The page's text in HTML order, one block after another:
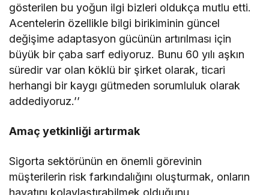
gösterilen bu yoğun ilgi bizleri oldukça mutlu etti.
Acentelerin özellikle bilgi birikiminin güncel
değişime adaptasyon gücünün artırılması için
büyük bir çaba sarf ediyoruz. Bunu 60 yılı aşkın
süredir var olan köklü bir şirket olarak, ticari
herhangi bir kaygı gütmeden sorumluluk olarak
addediyoruz.’’
Amaç yetkinliği artırmak
Sigorta sektörünün en önemli görevinin
müşterilerin risk farkındalığını oluşturmak, onların
hayatını kolaylaştırabilmek olduğunu